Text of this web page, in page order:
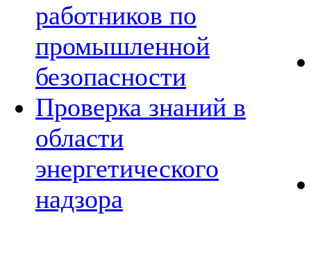
работников по
промышленной
безопасности
Проверка знаний в
области
энергетического
надзора